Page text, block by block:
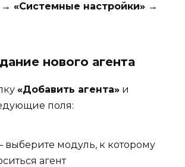
→ «Системные настройки» →
нового агента
«Добавить агента» и
поля:
выберите модуль, к которому
агент